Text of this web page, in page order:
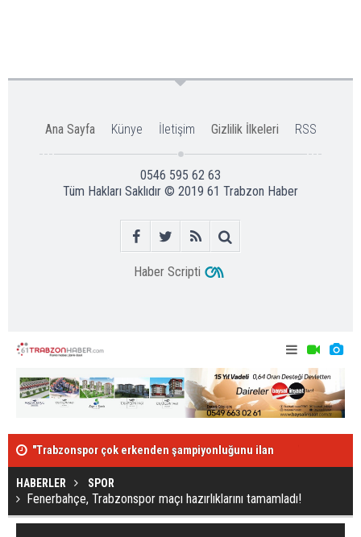
Ana Sayfa Künye İletişim Gizlilik İlkeleri RSS
0546 595 62 63
Tüm Hakları Saklıdır © 2019 61 Trabzon Haber
Haber Scripti
"Trabzonspor çok erkenden şampiyonluğunu ilan
edebilirdi"
HABERLER SPOR
Fenerbahçe, Trabzonspor maçı hazırlıklarını tamamladı!